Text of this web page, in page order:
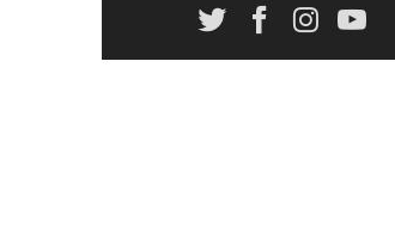
20:00 - Zonared Plays
(31/05/2015)